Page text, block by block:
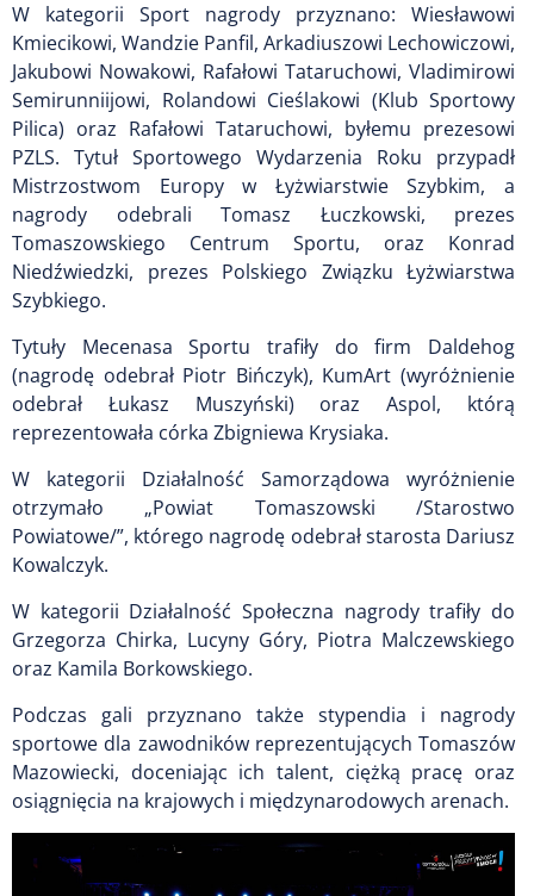
W kategorii Sport nagrody przyznano: Wiesławowi
Kmiecikowi, Wandzie Panfil, Arkadiuszowi Lechowiczowi,
Jakubowi Nowakowi, Rafałowi Tataruchowi, Vladimirowi
Semirunniijowi, Rolandowi Cieślakowi (Klub Sportowy
Pilica) oraz Rafałowi Tataruchowi, byłemu prezesowi
PZLS. Tytuł Sportowego Wydarzenia Roku przypadł
Mistrzostwom Europy w Łyżwiarstwie Szybkim, a
nagrody odebrali Tomasz Łuczkowski, prezes
Tomaszowskiego Centrum Sportu, oraz Konrad
Niedźwiedzki, prezes Polskiego Związku Łyżwiarstwa
Szybkiego.
Tytuły Mecenasa Sportu trafiły do firm Daldehog
(nagrodę odebrał Piotr Bińczyk), KumArt (wyróżnienie
odebrał Łukasz Muszyński) oraz Aspol, którą
reprezentowała córka Zbigniewa Krysiaka.
W kategorii Działalność Samorządowa wyróżnienie
otrzymało „Powiat Tomaszowski /Starostwo
Powiatowe/”, którego nagrodę odebrał starosta Dariusz
Kowalczyk.
W kategorii Działalność Społeczna nagrody trafiły do
Grzegorza Chirka, Lucyny Góry, Piotra Malczewskiego
oraz Kamila Borkowskiego.
Podczas gali przyznano także stypendia i nagrody
sportowe dla zawodników reprezentujących Tomaszów
Mazowiecki, doceniając ich talent, ciężką pracę oraz
osiągnięcia na krajowych i międzynarodowych arenach.